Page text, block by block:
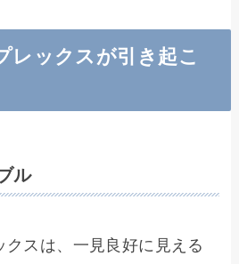
レックスが引き起こ
ル
クスは、一見良好に見える